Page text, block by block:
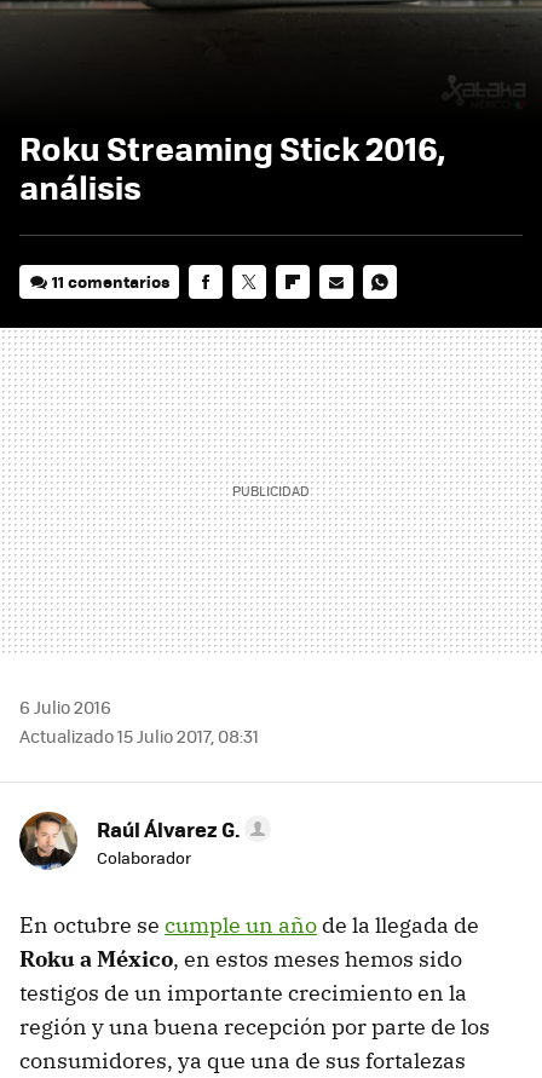
Roku Streaming Stick 2016,
análisis
11 comentarios
MAIL
6 Julio 2016
Actualizado 15 Julio 2017, 08:31
Raúl Álvarez G.
Colaborador
En octubre se cumple un año de la llegada de
Roku a México, en estos meses hemos sido
testigos de un importante crecimiento en la
región y una buena recepción por parte de los
consumidores, ya que una de sus fortalezas